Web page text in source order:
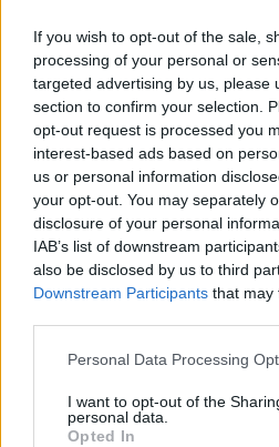
If you wish to opt-out of the sale,
processing of your personal or
targeted advertising by us, please
section to confirm your selection.
opt-out request is processed you
interest-based ads based on
us or personal information
your opt-out. You may separately
disclosure of your personal
IAB’s list of downstream
also be disclosed by us to third
Downstream Participants that may
Personal Data Processing
I want to opt-out of the
personal data.
Opted In
Aug 09.
V
30
19
Aug 10.
H
38
21
Aug 11.
K
36
21
Aug
legkorszerűbb eszközök, módszerek
alkalmazása ellenére sem lehetséges